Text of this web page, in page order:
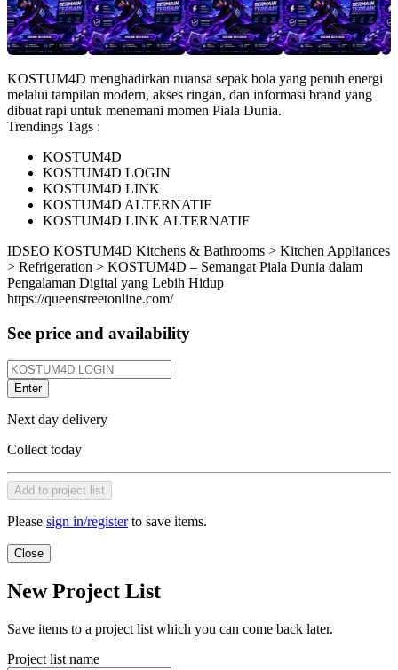
KOSTUM4D menghadirkan nuansa sepak bola yang penuh energi
melalui tampilan modern, akses ringan, dan informasi brand yang
dibuat rapi untuk menemani momen Piala Dunia.
Trendings Tags :
KOSTUM4D
KOSTUM4D LOGIN
KOSTUM4D LINK
KOSTUM4D ALTERNATIF
KOSTUM4D LINK ALTERNATIF
IDSEO KOSTUM4D Kitchens & Bathrooms > Kitchen Appliances
> Refrigeration > KOSTUM4D – Semangat Piala Dunia dalam
Pengalaman Digital yang Lebih Hidup
https://queenstreetonline.com/
See price and availability
Enter
Next day delivery
Collect today
Add to project list
Please sign in/registerto save items.
Close
New Project List
Save items to a project list which you can come back later.
Project list name